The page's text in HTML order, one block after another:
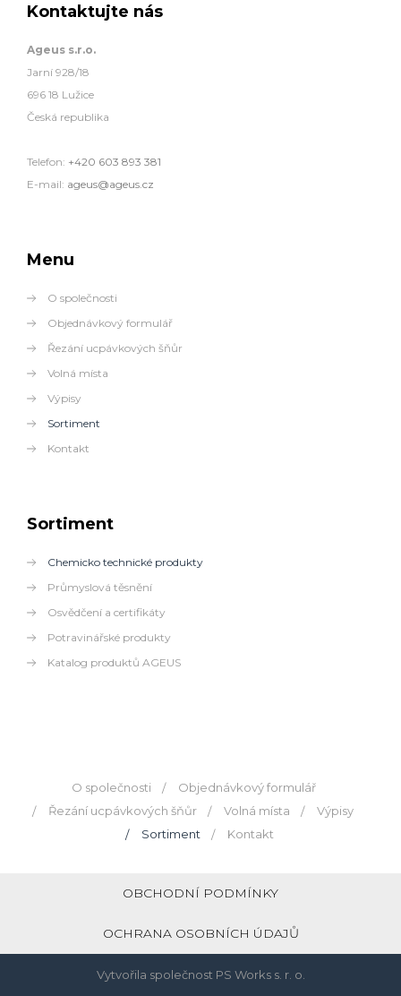
Kontaktujte nás
Ageus s.r.o.
Jarní 928/18
696 18 Lužice
Česká republika
Telefon: +420 603 893 381
E-mail: ageus@ageus.cz
Menu
O společnosti
Objednávkový formulář
Řezání ucpávkových šňůr
Volná místa
Výpisy
Sortiment
Kontakt
Sortiment
Chemicko technické produkty
Průmyslová těsnění
Osvědčení a certifikáty
Potravinářské produkty
Katalog produktů AGEUS
O společnosti
Objednávkový formulář
Řezání ucpávkových šňůr
Volná místa
Výpisy
Sortiment
Kontakt
OBCHODNÍ PODMÍNKY
OCHRANA OSOBNÍCH ÚDAJŮ
Vytvořila společnost PS Works s. r. o.